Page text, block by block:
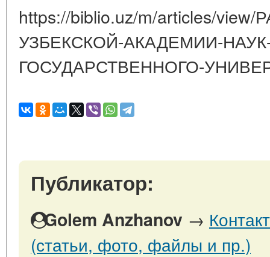
https://biblio.uz/m/articles/
УЗБЕКСКОЙ-АКАДЕМИИ-
ГОСУДАРСТВЕННОГО-
Публикатор:
Golem Anzhanov →
(статьи, фото, файлы и пр.)